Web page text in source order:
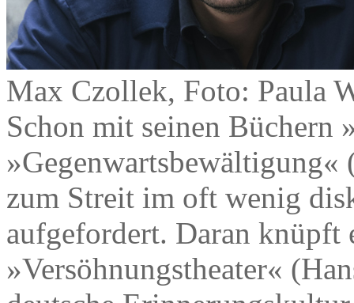
Max Czollek, Foto: Paula
Schon mit seinen Büchern
zum Streit im oft wenig
aufgefordert. Daran knüpft
»Versöhnungstheater«